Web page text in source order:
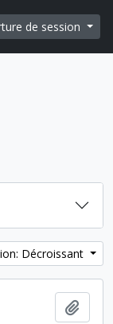
de session
Décroissant